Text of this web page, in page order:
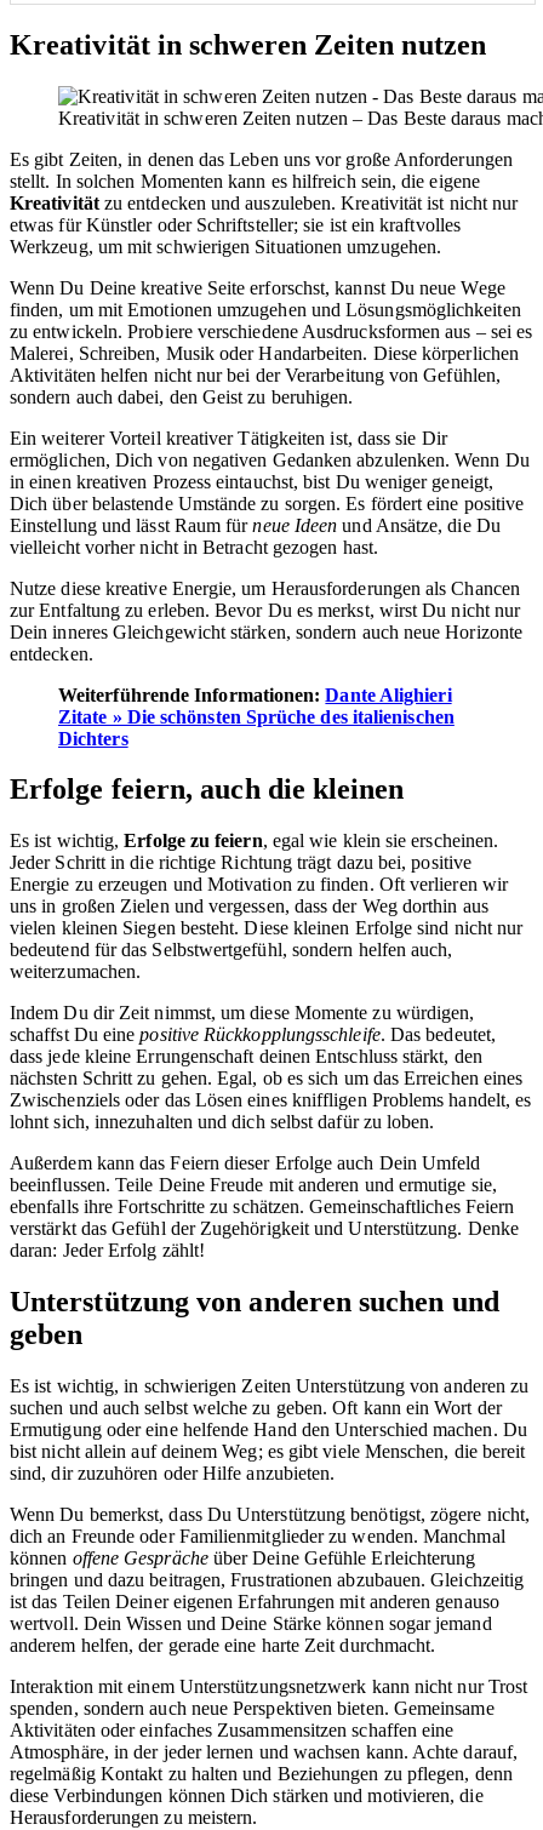
Kreativität in schweren Zeiten nutzen
Kreativität in schweren Zeiten nutzen – Das Beste daraus
Es gibt Zeiten, in denen das Leben uns vor große Anforderungen
stellt. In solchen Momenten kann es hilfreich sein, die eigene
Kreativitätzu entdecken und auszuleben. Kreativität ist nicht nur
etwas für Künstler oder Schriftsteller; sie ist ein kraftvolles
Werkzeug, um mit schwierigen Situationen umzugehen.
Wenn Du Deine kreative Seite erforschst, kannst Du neue Wege
finden, um mit Emotionen umzugehen und Lösungsmöglichkeiten
zu entwickeln. Probiere verschiedene Ausdrucksformen aus – sei es
Malerei, Schreiben, Musik oder Handarbeiten. Diese körperlichen
Aktivitäten helfen nicht nur bei der Verarbeitung von Gefühlen,
sondern auch dabei, den Geist zu beruhigen.
Ein weiterer Vorteil kreativer Tätigkeiten ist, dass sie Dir
ermöglichen, Dich von negativen Gedanken abzulenken. Wenn Du
in einen kreativen Prozess eintauchst, bist Du weniger geneigt,
Dich über belastende Umstände zu sorgen. Es fördert eine positive
Einstellung und lässt Raum fürneue Ideen und Ansätze, die Du
vielleicht vorher nicht in Betracht gezogen hast.
Nutze diese kreative Energie, um Herausforderungen als Chancen
zur Entfaltung zu erleben. Bevor Du es merkst, wirst Du nicht nur
Dein inneres Gleichgewicht stärken, sondern auch neue Horizonte
entdecken.
Weiterführende Informationen:Dante Alighieri
Zitate » Die schönsten Sprüche des italienischen
Dichters
Erfolge feiern, auch die kleinen
Es ist wichtig,Erfolge zu feiern, egal wie klein sie erscheinen.
Jeder Schritt in die richtige Richtung trägt dazu bei, positive
Energie zu erzeugen und Motivation zu finden. Oft verlieren wir
uns in großen Zielen und vergessen, dass der Weg dorthin aus
vielen kleinen Siegen besteht. Diese kleinen Erfolge sind nicht nur
bedeutend für das Selbstwertgefühl, sondern helfen auch,
weiterzumachen.
Indem Du dir Zeit nimmst, um diese Momente zu würdigen,
schaffst Du einepositive Rückkopplungsschleife. Das bedeutet,
dass jede kleine Errungenschaft deinen Entschluss stärkt, den
nächsten Schritt zu gehen. Egal, ob es sich um das Erreichen eines
Zwischenziels oder das Lösen eines kniffligen Problems handelt, es
lohnt sich, innezuhalten und dich selbst dafür zu loben.
Außerdem kann das Feiern dieser Erfolge auch Dein Umfeld
beeinflussen. Teile Deine Freude mit anderen und ermutige sie,
ebenfalls ihre Fortschritte zu schätzen. Gemeinschaftliches Feiern
verstärkt das Gefühl der Zugehörigkeit und Unterstützung. Denke
daran: Jeder Erfolg zählt!
Unterstützung von anderen suchen und
geben
Es ist wichtig, in schwierigen Zeiten Unterstützung von anderen zu
suchen und auch selbst welche zu geben. Oft kann ein Wort der
Ermutigung oder eine helfende Hand den Unterschied machen. Du
bist nicht allein auf deinem Weg; es gibt viele Menschen, die bereit
sind, dir zuzuhören oder Hilfe anzubieten.
Wenn Du bemerkst, dass Du Unterstützung benötigst, zögere nicht,
dich an Freunde oder Familienmitglieder zu wenden. Manchmal
können offene Gesprächeüber Deine Gefühle Erleichterung
bringen und dazu beitragen, Frustrationen abzubauen. Gleichzeitig
ist das Teilen Deiner eigenen Erfahrungen mit anderen genauso
wertvoll. Dein Wissen und Deine Stärke können sogar jemand
anderem helfen, der gerade eine harte Zeit durchmacht.
Interaktion mit einem Unterstützungsnetzwerk kann nicht nur Trost
spenden, sondern auch neue Perspektiven bieten. Gemeinsame
Aktivitäten oder einfaches Zusammensitzen schaffen eine
Atmosphäre, in der jeder lernen und wachsen kann. Achte darauf,
regelmäßig Kontakt zu halten und Beziehungen zu pflegen, denn
diese Verbindungen können Dich stärken und motivieren, die
Herausforderungen zu meistern.